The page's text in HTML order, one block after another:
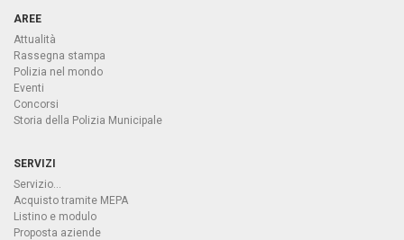
AREE
Attualità
Rassegna stampa
Polizia nel mondo
Eventi
Concorsi
Storia della Polizia Municipale
SERVIZI
Servizio...
Acquisto tramite MEPA
Listino e modulo
Proposta aziende